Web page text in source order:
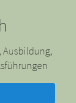
Ausbildung,